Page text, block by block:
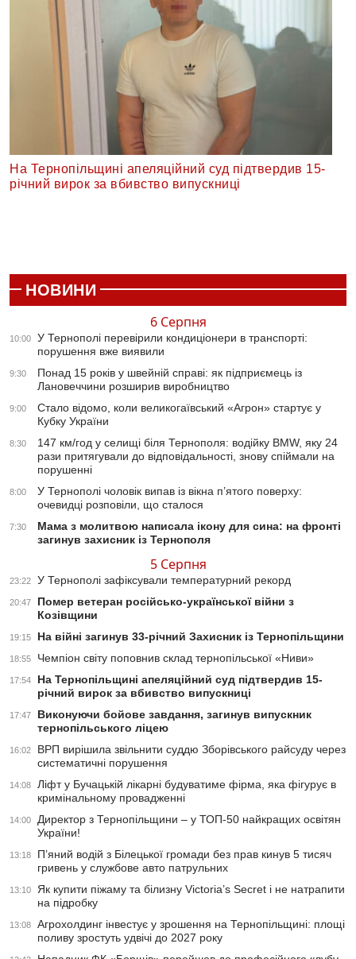
На Тернопільщині апеляційний суд підтвердив 15-
річний вирок за вбивство випускниці
НОВИНИ
6 Серпня
10:00
У Тернополі перевірили кондиціонери в транспорті:
порушення вже виявили
9:30
Понад 15 років у швейній справі: як підприємець із
Лановеччини розширив виробництво
9:00
Стало відомо, коли великогаївський «Агрон» стартує у
Кубку України
8:30
147 км/год у селищі біля Тернополя: водійку BMW, яку 24
рази притягували до відповідальності, знову спіймали на
порушенні
8:00
У Тернополі чоловік випав із вікна п’ятого поверху:
очевидці розповіли, що сталося
7:30
Мама з молитвою написала ікону для сина: на фронті
загинув захисник із Тернополя
5 Серпня
23:22 У Тернополі зафіксували температурний рекорд
20:47
Помер ветеран російсько-української війни з
Козівщини
19:15 На війні загинув 33-річний Захисник із Тернопільщини
18:55 Чемпіон світу поповнив склад тернопільської «Ниви»
17:54
На Тернопільщині апеляційний суд підтвердив 15-
річний вирок за вбивство випускниці
17:47
Виконуючи бойове завдання, загинув випускник
тернопільського ліцею
16:02
ВРП вирішила звільнити суддю Зборівського райсуду через
систематичні порушення
14:08
Ліфт у Бучацькій лікарні будуватиме фірма, яка фігурує в
кримінальному провадженні
14:00
Директор з Тернопільщини – у ТОП-50 найкращих освітян
України!
13:18
П’яний водій з Білецької громади без прав кинув 5 тисяч
гривень у службове авто патрульних
13:10
Як купити піжаму та білизну Victoria’s Secret і не натрапити
на підробку
13:08
Агрохолдинг інвестує у зрошення на Тернопільщині: площі
поливу зростуть удвічі до 2027 року